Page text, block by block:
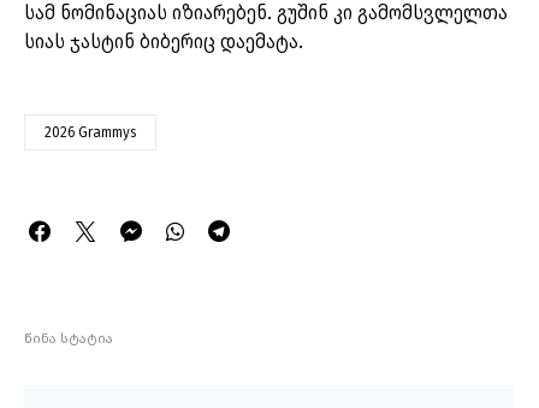
სამ ნომინაციას იზიარებენ. გუშინ კი გამომსვლელთა
სიას ჯასტინ ბიბერიც დაემატა.
2026 Grammys
წინა სტატია